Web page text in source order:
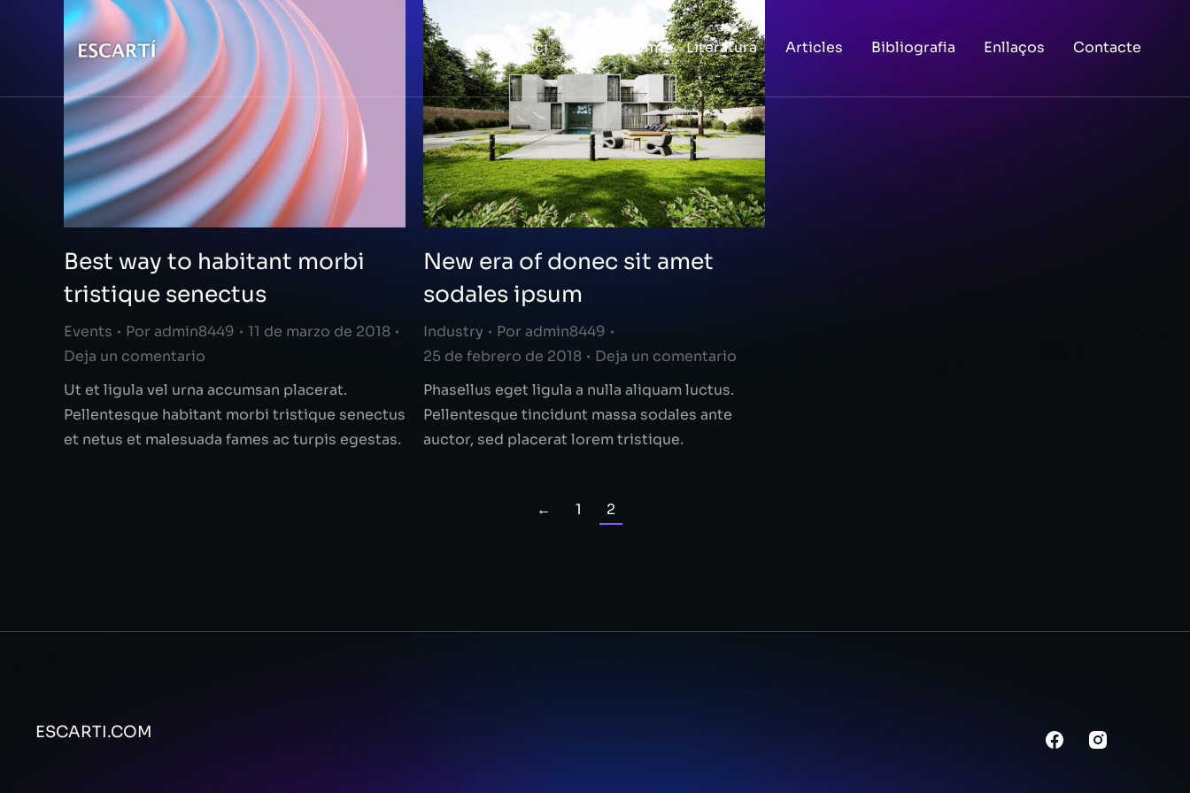
Inici Curriculum Literatura Articles Bibliografia Enllaços Contacte
Best way to habitant morbi
tristique senectus
Events Por admin8449
11 de marzo de 2018
Deja un comentario
Ut et ligula vel urna accumsan placerat.
Pellentesque habitant morbi tristique senectus
et netus et malesuada fames ac turpis egestas.
New era of donec sit amet
sodales ipsum
Industry Por admin8449
25 de febrero de 2018
Deja un comentario
Phasellus eget ligula a nulla aliquam luctus.
Pellentesque tincidunt massa sodales ante
auctor, sed placerat lorem tristique.
← 1 2
ESCARTI.COM